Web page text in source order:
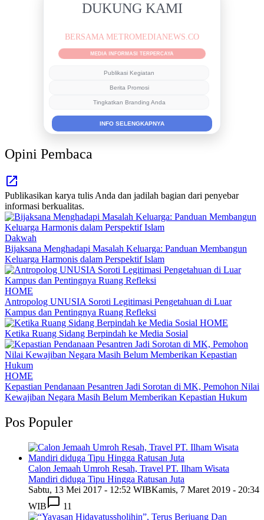
DUKUNG KAMI
BERSAMA METROMEDIANEWS.CO
MEDIA INFORMASI TERPERCAYA
Publikasi Kegiatan
Berita Promosi
Tingkatkan Branding Anda
INFO SELENGKAPNYA
Opini Pembaca
Publikasikan karya tulis Anda dan jadilah bagian dari penyebar
informasi berkualitas.
Dakwah
Bijaksana Menghadapi Masalah Keluarga: Panduan Membangun
Keluarga Harmonis dalam Perspektif Islam
HOME
Antropolog UNUSIA Soroti Legitimasi Pengetahuan di Luar
Kampus dan Pentingnya Ruang Refleksi
HOME
Ketika Ruang Sidang Berpindah ke Media Sosial
HOME
Kepastian Pendanaan Pesantren Jadi Sorotan di MK, Pemohon Nilai
Kewajiban Negara Masih Belum Memberikan Kepastian Hukum
Pos Populer
Calon Jemaah Umroh Resah, Travel PT. Ilham Wisata
Mandiri diduga Tipu Hingga Ratusan Juta
Sabtu, 13 Mei 2017 - 12:52 WIBKamis, 7 Maret 2019 - 20:34
WIB
11